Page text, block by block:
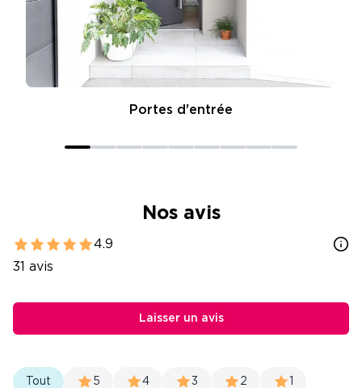
Portes d'entrée
Nos avis
Tout 5 4 3 2
4.9
31 avis
Laisser un avis